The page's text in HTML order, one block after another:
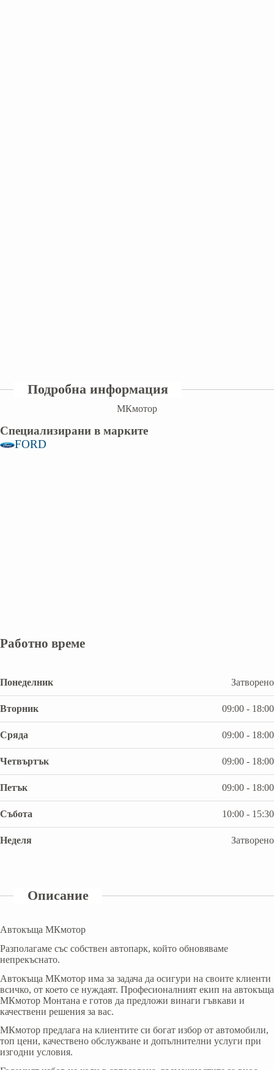
Подробна информация
МКмотор
Специализирани в марките
FORD
Работно време
Понеделник Затворено
Вторник 09:00 - 18:00
Сряда 09:00 - 18:00
Четвъртък 09:00 - 18:00
Петък 09:00 - 18:00
Събота 10:00 - 15:30
Неделя Затворено
Описание
Автокъща МКмотор
Разполагаме със собствен автопарк, който обновяваме
непрекъснато.
Aвтокъща МКмотор има за задача да осигури на своите клиенти
всичко, от което се нуждаят. Професионалният екип на автокъща
МКмотор Монтана е готов да предложи винаги гъвкави и
качествени решения за вас.
МКмотор предлага на клиентите си богат избор от автомобили,
топ цени, качествено обслужване и допълнителни услуги при
изгодни условия.